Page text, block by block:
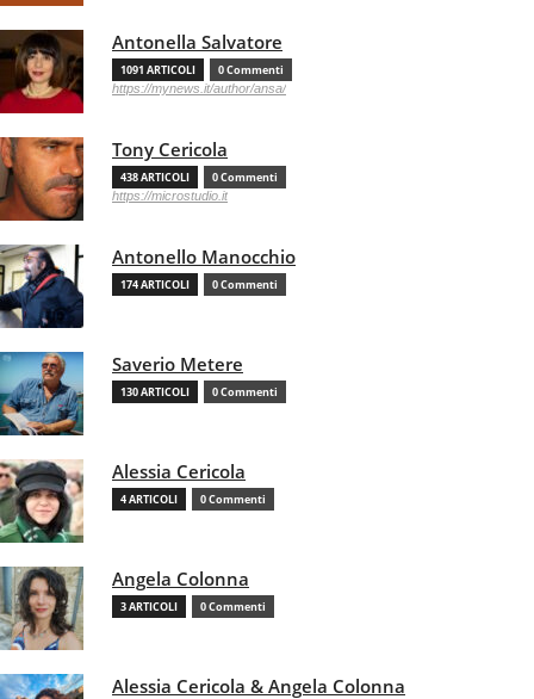
Antonella Salvatore
1091 ARTICOLI 0 Commenti
https://mynews.it/author/ansa/
Tony Cericola
438 ARTICOLI 0 Commenti
https://microstudio.it
Antonello Manocchio
174 ARTICOLI 0 Commenti
Saverio Metere
130 ARTICOLI 0 Commenti
Alessia Cericola
4 ARTICOLI 0 Commenti
Angela Colonna
3 ARTICOLI 0 Commenti
Alessia Cericola & Angela Colonna